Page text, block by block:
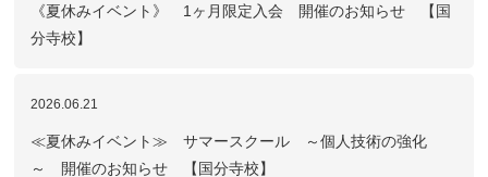
《夏休みイベント》 1ヶ月限定入会 開催のお知らせ 【国
分寺校】
2026.06.21
≪夏休みイベント≫ サマースクール ～個人技術の強化
～ 開催のお知らせ 【国分寺校】